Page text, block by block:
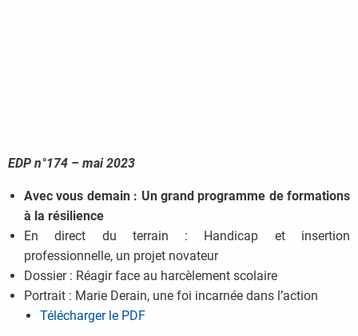
EDP n°174 – mai 2023
Avec vous demain : Un grand programme de formations
à la résilience
En direct du terrain : Handicap et insertion
professionnelle, un projet novateur
Dossier : Réagir face au harcèlement scolaire
Portrait : Marie Derain, une foi incarnée dans l’action
Télécharger le PDF